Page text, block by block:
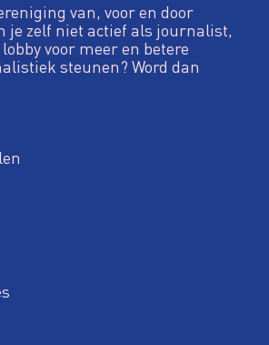
van, voor en door
je zelf niet actief als journalist,
voor meer en betere
steunen? Word dan